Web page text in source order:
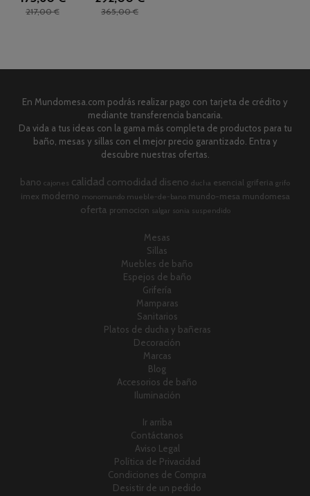
217,00 € 365,00 €
En Mundomesa.com podrás realizar pago con tarjeta de crédito y
mediante transferencia bancaria.
Da vida a tus ideas con la gama más completa de productos para tu
baño, mesas y sillas con el mejor precio garantizado. Entra y
descubre nuestras ofertas.
bano cajones calidad comodidad diseno ducha esencial griferia grifo
imex moderno monomando mueble-de-bano mundo-mesa mundomesa
oferta promocion salgar sonia suspendido
Mesas
Sillas
Muebles de baño
Espejos de baño
Grifería
Mamparas
Sanitarios
Platos de ducha y bañeras
Decoración
Marcas
Blog
Accesorios de baño
Iluminación
Ir arriba
Contáctanos
Aviso Legal
Política de Privacidad
Condiciones de Compra
Desistir de un pedido